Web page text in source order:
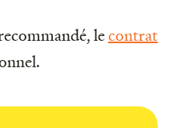
lecontrat